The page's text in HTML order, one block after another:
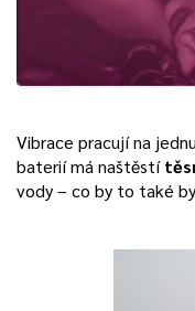
Vibrace pracují na
baterií má naštěstí
vody – co by to také